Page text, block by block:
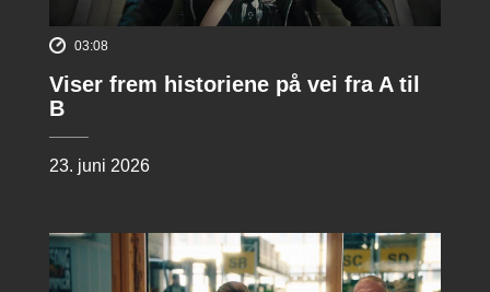
03:08
Viser frem historiene på vei fra A til
B
23. juni 2026